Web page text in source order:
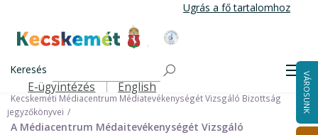
tartalomra
Ugrás a fő tartalomhoz
Kecskemét Város Honlapja
Keresés
Felső navigáció
E-ügyintézés English VÁROSUNK
Önkormányzat
Vizsgáló Bizottságok
Kecskeméti Médiacentrum Médiatevékenységét Vizsgáló Bizottság
Kecskeméti Médiacentrum Médiatevékenységét Vizsgáló Bizottság
jegyzőkönyvei
A Médiacentrum Médaitevékenységét Vizsgáló